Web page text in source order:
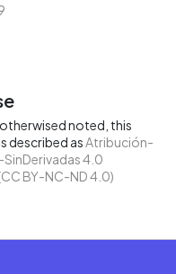
noted, this
described asAtribución-
4.0
BY-NC-ND 4.0)